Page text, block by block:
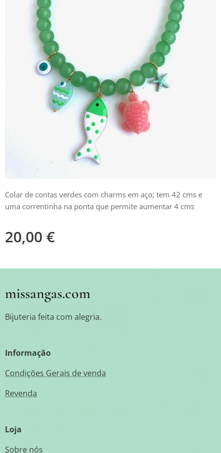
Colar de contas verdes com charms em aço; tem 42 cms e
uma correntinha na ponta que permite aumentar 4 cms
20,00 €
missangas.com
Bijuteria feita com alegria.
Informação
Condições Gerais de venda
Revenda
Loja
Sobre nós